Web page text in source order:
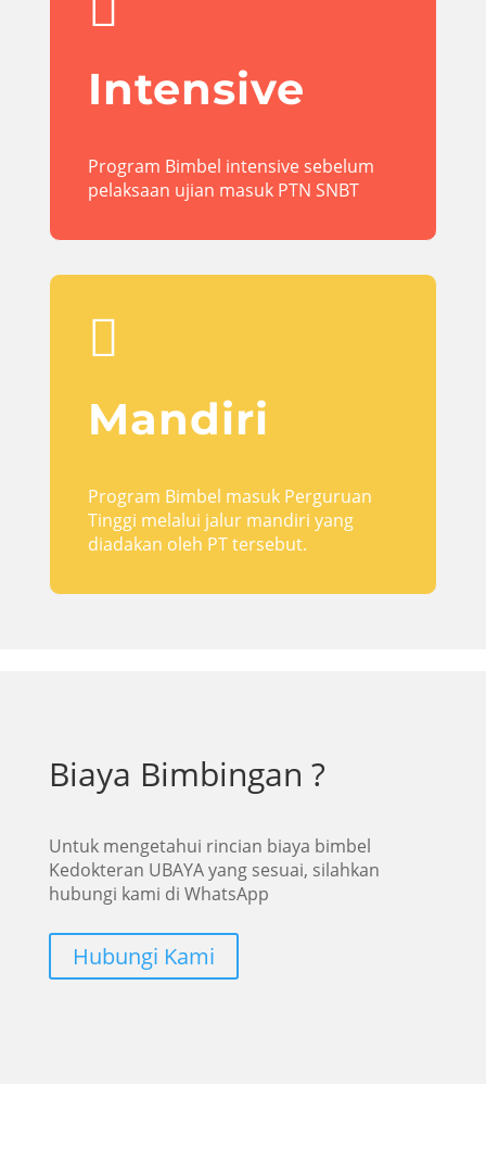
Intensive
Program Bimbel intensive sebelum
pelaksaan ujian masuk PTN SNBT

Mandiri
Program Bimbel masuk Perguruan
Tinggi melalui jalur mandiri yang
diadakan oleh PT tersebut.
Biaya Bimbingan ?
Untuk mengetahui rincian biaya bimbel
Kedokteran UBAYA yang sesuai, silahkan
hubungi kami di WhatsApp
Hubungi Kami